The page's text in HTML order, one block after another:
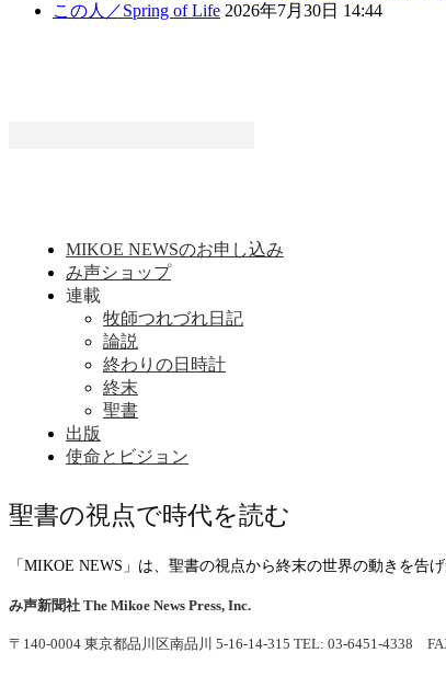
この人／Spring of Life 2026年7月30日 14:44
MIKOE NEWSのお申し込み
み声ショップ
連載
牧師つれづれ日記
論説
終わりの日時計
終末
聖書
出版
使命とビジョン
聖書の視点で時代を読む
「MIKOE NEWS」は、聖書の視点から終末の世界の動きを告
み声新聞社 The Mikoe News Press, Inc.
〒140-0004 東京都品川区南品川 5-16-14-315 TEL: 03-6451-4338